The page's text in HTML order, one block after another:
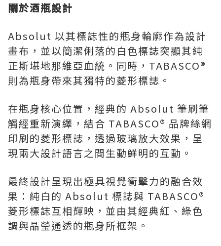
關於酒瓶設計
Absolut 以其標誌性的瓶身輪廓作為設計
畫布，並以簡潔俐落的白色標誌突顯其純
正斯堪地那維亞血統。同時，TABASCO®
則為瓶身帶來其獨特的菱形標誌。
在瓶身核心位置，經典的 Absolut 筆刷筆
觸經重新演繹，結合 TABASCO® 品牌絲網
印刷的菱形標誌，透過玻璃放大效果，呈
現兩大設計語言之間生動鮮明的互動。
最終設計呈現出極具視覺衝擊力的融合效
果：純白的 Absolut 標誌與 TABASCO®
菱形標誌互相輝映，並由其經典紅、綠色
調與晶瑩通透的瓶身所框架。